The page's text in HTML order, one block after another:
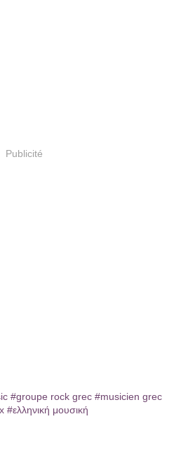
Publicité
#groupe rock grec #musicien grec
#ελληνική μουσική